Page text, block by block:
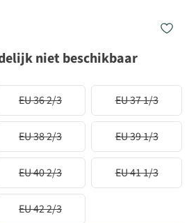
niet beschikbaar
EU 36 2/3 EU 37 1/3
EU 38 2/3 EU 39 1/3
EU 40 2/3 EU 41 1/3
EU 42 2/3